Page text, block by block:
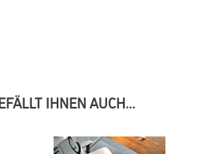
IHNEN AUCH...